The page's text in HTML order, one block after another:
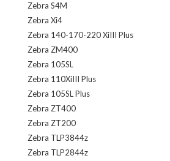
Zebra S4M
Zebra Xi4
Zebra 140-170-220 XiIII Plus
Zebra ZM400
Zebra 105SL
Zebra 110XiIII Plus
Zebra 105SL Plus
Zebra ZT400
Zebra ZT200
Zebra TLP3844z
Zebra TLP2844z